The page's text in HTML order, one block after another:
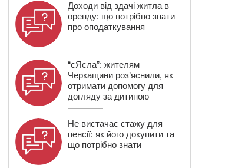
Доходи від здачі житла в
оренду: що потрібно знати
про оподаткування
“єЯсла”: жителям
Черкащини роз’яснили, як
отримати допомогу для
догляду за дитиною
Не вистачає стажу для
пенсії: як його докупити та
що потрібно знати